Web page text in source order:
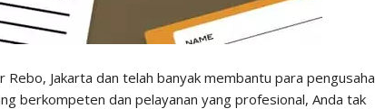
Jakarta dan telah banyak membantu para pengusaha
berkompeten dan pelayanan yang profesional, Anda tak